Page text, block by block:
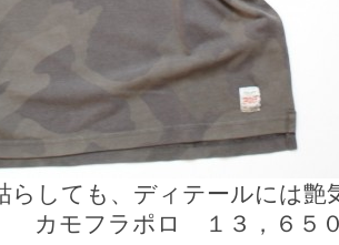
らしても、ディテールには艶
フラポロ １３，６５０